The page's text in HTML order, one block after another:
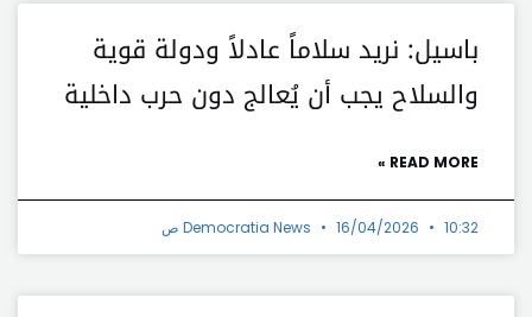
باسيل: نريد سلاماً عادلاً ودولة قوية
والسلاح يجب أن يُعالج دون حرب داخلية
READ MORE »
Democratia News 16/04/2026 10:32 ص